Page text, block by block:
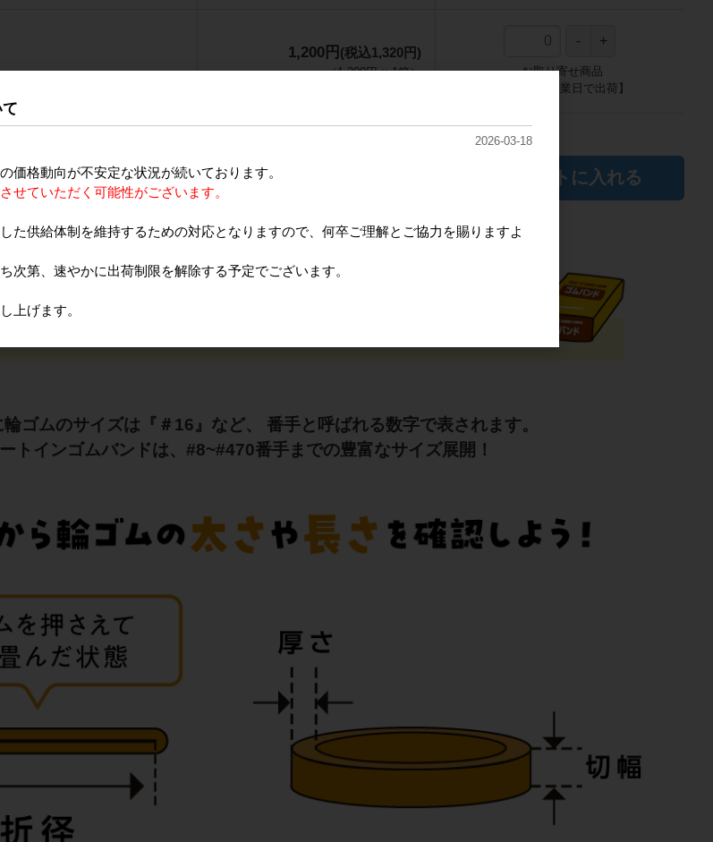
1,200円 (税込1,320円)
（1,200円×1箱）
お取り寄せ商品
【通常2～9営業日で出荷】
カートに入れる
ゴムのサイズは『＃16』など、
番手と呼ばれる数字で表されます。
トインゴムバンドは、#8~#470番手までの豊富なサイズ展開！
2026-03-18
価格動向が不安定な状況が続いております。
せていただく可能性がございます。
た供給体制を維持するための対応となりますので、何卒ご理解とご協力を賜りますよ
次第、速やかに出荷制限を解除する予定でございます。
上げます。